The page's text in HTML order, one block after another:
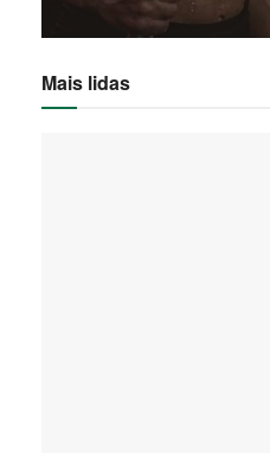
Mais lidas